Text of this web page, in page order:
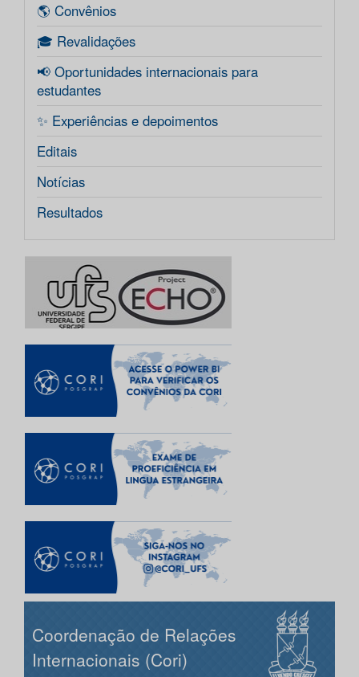
🌎 Convênios
🎓 Revalidações
📢 Oportunidades internacionais para
estudantes
✨ Experiências e depoimentos
Editais
Notícias
Resultados
Coordenação de Relações
Internacionais (Cori)